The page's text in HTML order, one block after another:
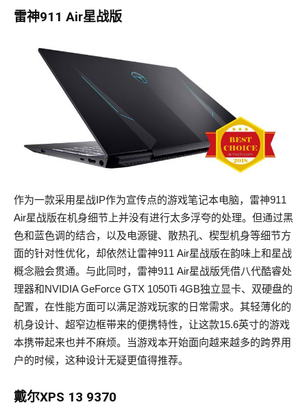
雷神911 Air星战版
作为一款采用星战IP作为宣传点的游戏笔记本电脑，雷神911
Air星战版在机身细节上并没有进行太多浮夸的处理。但通过黑
色和蓝色调的结合，以及电源键、散热孔、楔型机身等细节方
面的针对性优化，却依然让雷神911 Air星战版在韵味上和星战
概念融会贯通。与此同时，雷神911 Air星战版凭借八代酷睿处
理器和NVIDIA GeForce GTX 1050Ti 4GB独立显卡、双硬盘的
配置，在性能方面可以满足游戏玩家的日常需求。其轻薄化的
机身设计、超窄边框带来的便携特性，让这款15.6英寸的游戏
本携带起来也并不麻烦。当游戏本开始面向越来越多的跨界用
户的时候，这种设计无疑更值得推荐。
戴尔XPS 13 9370